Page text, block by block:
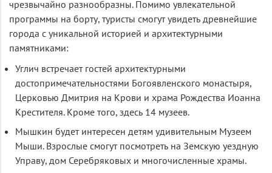
чрезвычайно разнообразны. Помимо увлекательной
программы на борту, туристы смогут увидеть древнейшие
города с уникальной историей и архитектурными
памятниками:
Углич встречает гостей архитектурными
достопримечательностями Богоявленского монастыря,
Церковью Дмитрия на Крови и храма Рождества Иоанна
Крестителя. Кроме того, здесь 14 музеев.
Мышкин будет интересен детям удивительным Музеем
Мыши. Взрослые смогут посмотреть на Земскую уездную
Управу, дом Серебряковых и многочисленные храмы.